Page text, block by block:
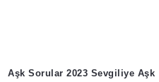
Aşk Sorular 2023 Sevgiliye Aşk